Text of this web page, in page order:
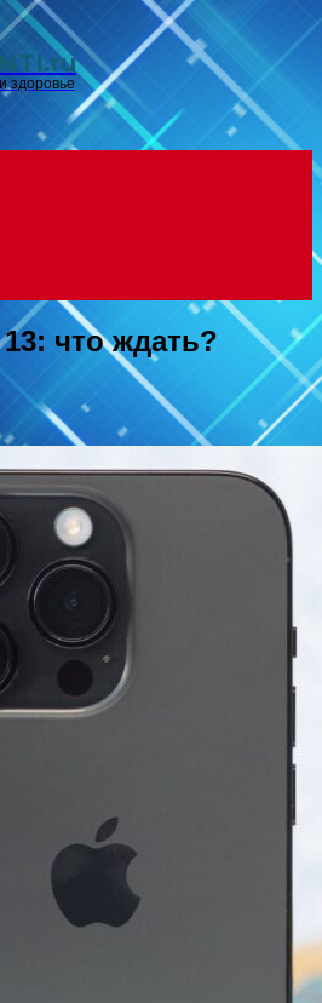
Menu
здоровье
что ждать?